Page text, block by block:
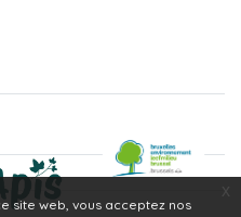
site web, vous acceptez nos
x